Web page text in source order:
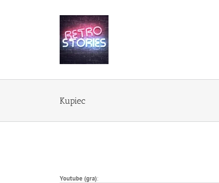
Kupiec
Youtube (gra):